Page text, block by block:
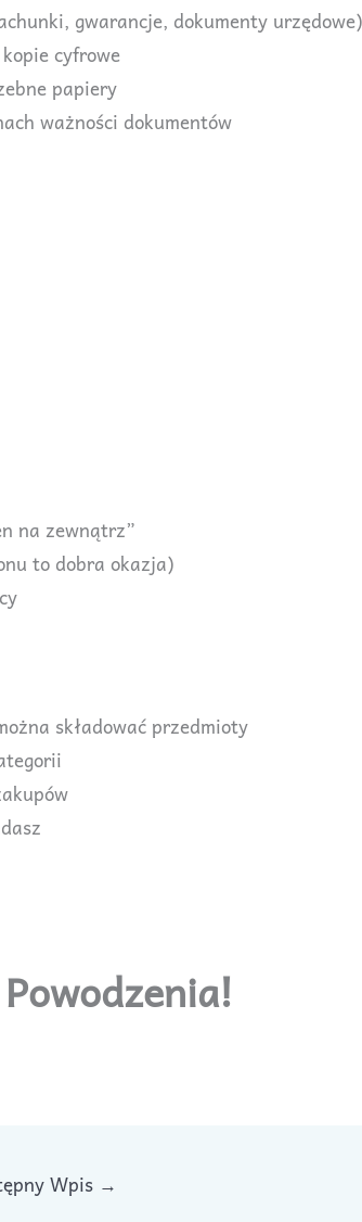
gwarancje, dokumenty
cyfrowe
papiery
ważności dokumentów
na zewnątrz”
to dobra okazja)
składować przedmioty
Powodzenia!
Wpis →